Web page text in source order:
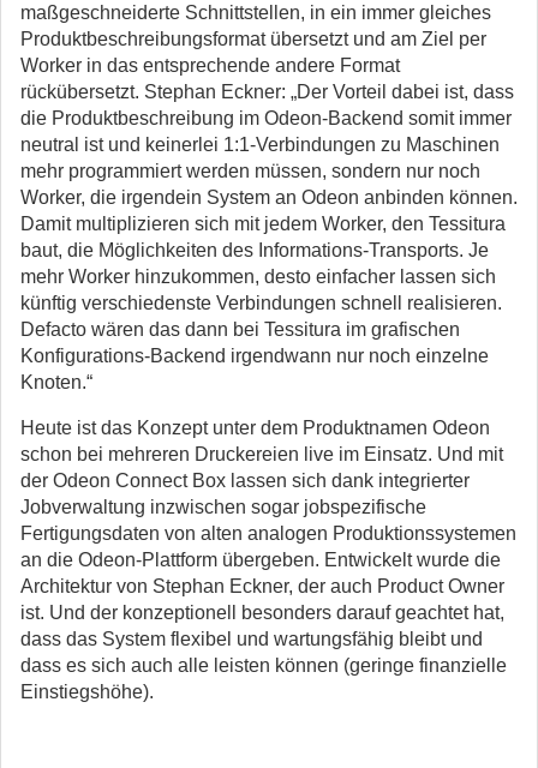
maßgeschneiderte Schnittstellen, in ein immer gleiches
Produktbeschreibungsformat übersetzt und am Ziel per
Worker in das entsprechende andere Format
rückübersetzt. Stephan Eckner: „Der Vorteil dabei ist, dass
die Produktbeschreibung im Odeon-Backend somit immer
neutral ist und keinerlei 1:1-Verbindungen zu Maschinen
mehr programmiert werden müssen, sondern nur noch
Worker, die irgendein System an Odeon anbinden können.
Damit multiplizieren sich mit jedem Worker, den Tessitura
baut, die Möglichkeiten des Informations-Transports. Je
mehr Worker hinzukommen, desto einfacher lassen sich
künftig verschiedenste Verbindungen schnell realisieren.
Defacto wären das dann bei Tessitura im grafischen
Konfigurations-Backend irgendwann nur noch einzelne
Knoten.“
Heute ist das Konzept unter dem Produktnamen Odeon
schon bei mehreren Druckereien live im Einsatz. Und mit
der Odeon Connect Box lassen sich dank integrierter
Jobverwaltung inzwischen sogar jobspezifische
Fertigungsdaten von alten analogen Produktionssystemen
an die Odeon-Plattform übergeben. Entwickelt wurde die
Architektur von Stephan Eckner, der auch Product Owner
ist. Und der konzeptionell besonders darauf geachtet hat,
dass das System flexibel und wartungsfähig bleibt und
dass es sich auch alle leisten können (geringe finanzielle
Einstiegshöhe).